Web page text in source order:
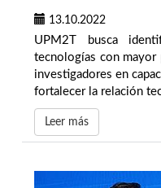
13.10.2022
UPM2T busca
tecnologías con mayor
investigadores en
fortalecer la relación
Leer más